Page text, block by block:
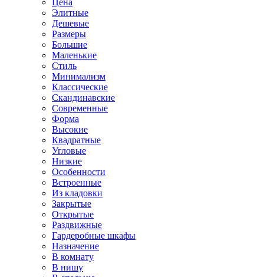
Цена
Элитные
Дешевые
Размеры
Большие
Маленькие
Стиль
Минимализм
Классические
Скандинавские
Современные
Форма
Высокие
Квадратные
Угловые
Низкие
Особенности
Встроенные
Из кладовки
Закрытые
Открытые
Раздвижные
Гардеробные шкафы
Назначение
В комнату
В нишу